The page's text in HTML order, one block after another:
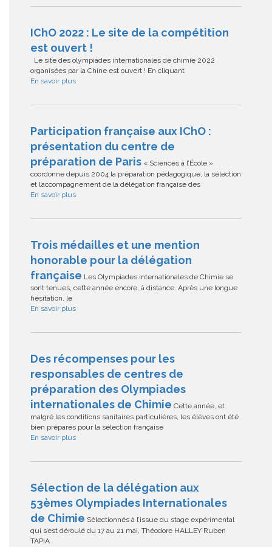
IChO 2022 : Le site de la compétition
est ouvert !
Le site des olympiades internationales de chimie 2022
organisées par la Chine est ouvert ! En cliquant
En savoir plus
Participation française aux IChO :
présentation du centre de
préparation de Paris « Sciences à l’École »
coordonne depuis 2004 la préparation pédagogique, la sélection
et l’accompagnement de la délégation française des
En savoir plus
Trois médailles et une mention
honorable pour la délégation
française Les Olympiades internationales de Chimie se
sont tenues, cette année encore, à distance. Après une longue
hésitation, le
En savoir plus
Des récompenses pour les
responsables de centres de
préparation des Olympiades
internationales de Chimie Cette année, et
malgré les conditions sanitaires particulières, les élèves ont été
bien préparés pour la sélection française
En savoir plus
Sélection de la délégation aux
53èmes Olympiades Internationales
de Chimie Sélectionnés à l’issue du stage expérimental
qui s’est déroulé du 17 au 21 mai, Théodore HALLEY Ruben
TAPIA